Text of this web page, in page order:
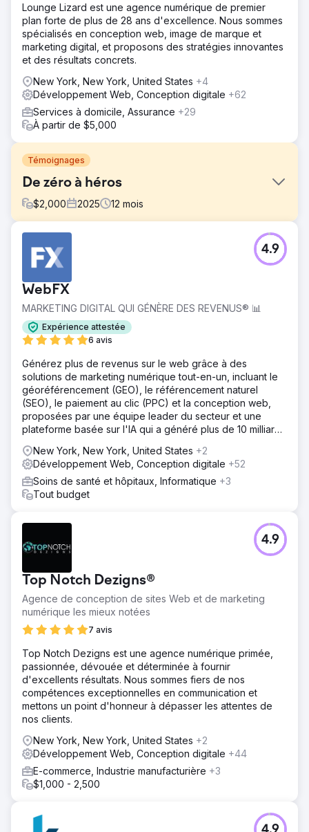
Lounge Lizard est une agence numérique de premier
plan forte de plus de 28 ans d'excellence. Nous sommes
spécialisés en conception web, image de marque et
marketing digital, et proposons des stratégies innovantes
et des résultats concrets.
New York, New York, United States +4
Développement Web, Conception digitale +62
Services à domicile, Assurance +29
À partir de $5,000
Témoignages
De zéro à héros
$2,000 2025 12 mois
Un client qui exerce son activité depuis 17 ans mais n'a
aucune présence en ligne, pas de Google Business, pas
de site Web, pas même de page Facebook. Il s'agit
d'une entreprise d'inspection d'amiante à New York. Elle
cherchait à étendre son activité au créneau résidentiel et
souhaitait tirer parti de Google pour y parvenir.
Solution
tous leurs outils d'analyse Google. Nous avons effectué
une analyse approfondie du marché et des mots clés
pour l'une des entreprises les plus difficiles sur l'un des
marchés SEO locaux les plus difficiles aux États-Unis.
Nous avons créé des pages de services spécifiques à
GEO, un contenu SEO riche, un balisage de schéma
avancé, créé un profil de backlink solide et répertorié
l'entreprise dans plusieurs annuaires locaux.
Résultat
D'une société qui n'existait pas en ligne, elle est passée
prospects. Ils gagnent déjà plus avec ces prospects que
le coût de notre service de référencement. Le client ne
pourrait pas être plus heureux et a réussi à développer
un flux de travail résidentiel chaque semaine.
Vers la page de l'agence
WebFX
MARKETING DIGITAL QUI GÉNÈRE DES REVENUS® 📊
Expérience attestée
6 avis
4.9
Générez plus de revenus sur le web grâce à des
solutions de marketing numérique tout-en-un, incluant le
géoréférencement (GEO), le référencement naturel
(SEO), le paiement au clic (PPC) et la conception web,
proposées par une équipe leader du secteur et une
plateforme basée sur l'IA qui a généré plus de 10 milliards
New York, New York, United States +2
Développement Web, Conception digitale +52
Soins de santé et hôpitaux, Informatique +3
Tout budget
Top Notch Dezigns®
Agence de conception de sites Web et de marketing
numérique les mieux notées
7 avis
4.9
Top Notch Dezigns est une agence numérique primée,
passionnée, dévouée et déterminée à fournir
d'excellents résultats. Nous sommes fiers de nos
compétences exceptionnelles en communication et
mettons un point d'honneur à dépasser les attentes de
nos clients.
New York, New York, United States +2
Développement Web, Conception digitale +44
E-commerce, Industrie manufacturière +3
$1,000 - 2,500